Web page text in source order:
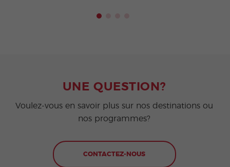
UNE QUESTION?
Voulez-vous en savoir plus sur nos destinations ou
nos programmes?
CONTACTEZ-NOUS